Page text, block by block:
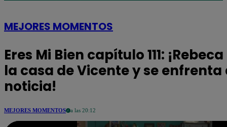
MEJORES MOMENTOS
Eres Mi Bien capítulo 111:
la casa de Vicente y se enfrenta
noticia!
MEJORES MOMENTOS a las 20:12